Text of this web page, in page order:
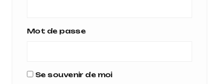
Mot de passe
Se souvenir de moi